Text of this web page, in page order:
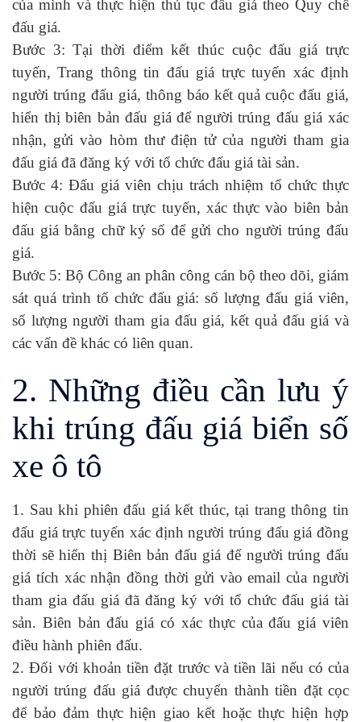
của mình và thực hiện thủ tục đấu giá theo Quy chế
đấu giá.
Bước 3: Tại thời điểm kết thúc cuộc đấu giá trực
tuyến, Trang thông tin đấu giá trực tuyến xác định
người trúng đấu giá, thông báo kết quả cuộc đấu giá,
hiển thị biên bản đấu giá để người trúng đấu giá xác
nhận, gửi vào hòm thư điện tử của người tham gia
đấu giá đã đăng ký với tổ chức đấu giá tài sản.
Bước 4: Đấu giá viên chịu trách nhiệm tổ chức thực
hiện cuộc đấu giá trực tuyến, xác thực vào biên bản
đấu giá bằng chữ ký số để gửi cho người trúng đấu
giá.
Bước 5: Bộ Công an phân công cán bộ theo dõi, giám
sát quá trình tổ chức đấu giá: số lượng đấu giá viên,
số lượng người tham gia đấu giá, kết quả đấu giá và
các vấn đề khác có liên quan.
2. Những điều cần lưu ý
khi trúng đấu giá biển số
xe ô tô
1. Sau khi phiên đấu giá kết thúc, tại trang thông tin
đấu giá trực tuyến xác định người trúng đấu giá đồng
thời sẽ hiển thị Biên bản đấu giá để người trúng đấu
giá tích xác nhận đồng thời gửi vào email của người
tham gia đấu giá đã đăng ký với tổ chức đấu giá tài
sản. Biên bản đấu giá có xác thực của đấu giá viên
điều hành phiên đấu.
2. Đối với khoản tiền đặt trước và tiền lãi nếu có của
người trúng đấu giá được chuyển thành tiền đặt cọc
để bảo đảm thực hiện giao kết hoặc thực hiện hợp